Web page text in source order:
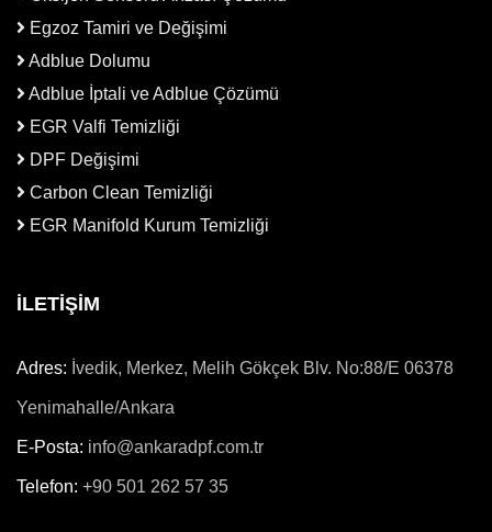
Egzoz Tamiri ve Değişimi
Adblue Dolumu
Adblue İptali ve Adblue Çözümü
EGR Valfi Temizliği
DPF Değişimi
Carbon Clean Temizliği
EGR Manifold Kurum Temizliği
İLETİŞİM
Adres: İvedik, Merkez, Melih Gökçek Blv. No:88/E 06378
Yenimahalle/Ankara
E-Posta: info@ankaradpf.com.tr
Telefon: +90 501 262 57 35